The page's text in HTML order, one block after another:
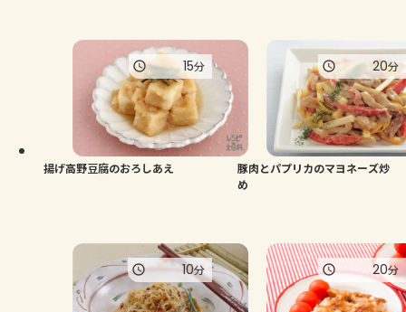
揚げ高野豆腐のおろしあえ
15分
豚肉とパプリカのマヨネーズ炒
め
20分
10分 20分